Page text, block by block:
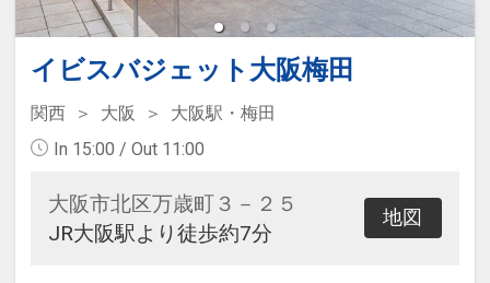
イビスバジェット大阪梅田
関西 大阪
大阪駅・梅田
In 15:00 / Out 11:00
大阪市北区万歳町３－２５
JR大阪駅より徒歩約7分
地図